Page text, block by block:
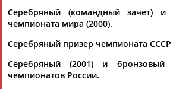
Серебряный (командный зачет) и
чемпионата мира (2000).
Серебряный призер чемпионата СССР
Серебряный (2001) и бронзовый
чемпионатов России.